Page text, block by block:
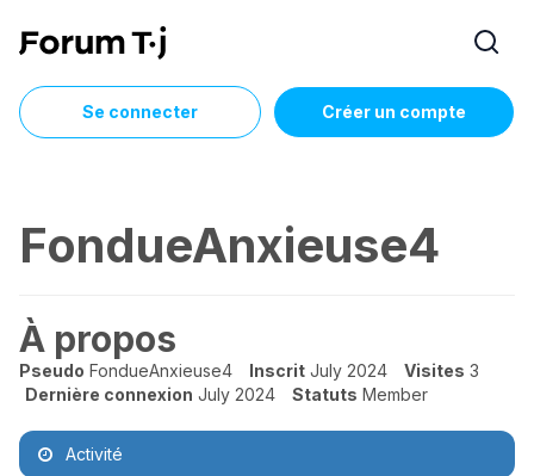
Se connecter Créer un compte
FondueAnxieuse4
À propos
Pseudo FondueAnxieuse4 Inscrit July 2024 Visites 3
Dernière connexion July 2024 Statuts Member
Activité